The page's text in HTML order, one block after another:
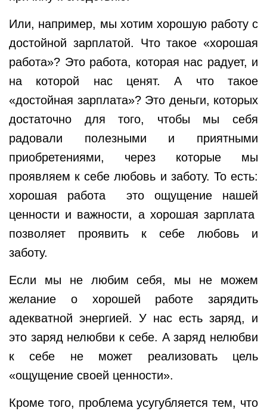
Или, например, мы хотим хорошую работу с
достойной зарплатой. Что такое «хорошая
работа»? Это работа, которая нас радует, и
на которой нас ценят. А что такое
«достойная зарплата»? Это деньги, которых
достаточно для того, чтобы мы себя
радовали полезными и приятными
приобретениями, через которые мы
проявляем к себе любовь и заботу. То есть:
хорошая работа это ощущение нашей
ценности и важности, а хорошая зарплата
позволяет проявить к себе любовь и
заботу.
Если мы не любим себя, мы не можем
желание о хорошей работе зарядить
адекватной энергией. У нас есть заряд, и
это заряд нелюбви к себе. А заряд нелюбви
к себе не может реализовать цель
«ощущение своей ценности».
Кроме того, проблема усугубляется тем, что